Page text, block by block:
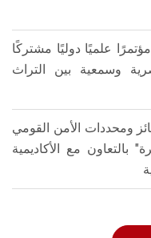
مؤتمرًا علميًا دوليًا مشتركًا
وسمعية بين التراث
ومحددات الأمن القومي
مع الأكاديمية